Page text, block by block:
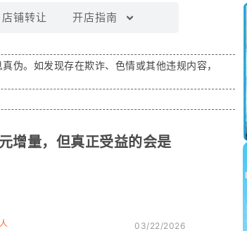
店铺转让 开店指南
伪。如发现存在欺诈、色情或其他违规内容，
增量，但真正受益的会是
03/22/2026